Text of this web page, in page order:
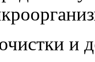
и